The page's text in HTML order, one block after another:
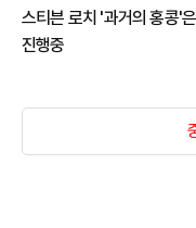
스티븐 로치 '과거의 홍콩'
진행중